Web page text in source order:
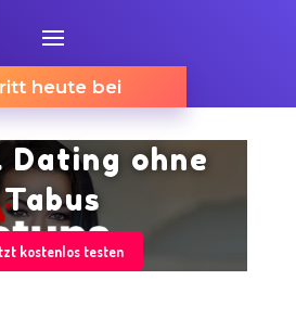
heute bei
Dating ohne
Tabus
kostenlos testen